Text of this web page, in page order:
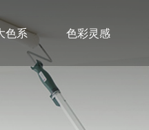
色系 色彩灵感